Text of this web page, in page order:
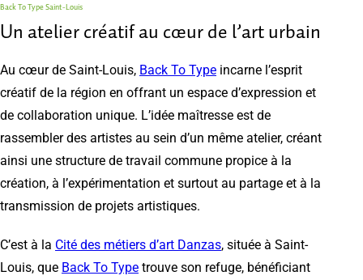
Back To Type Saint-Louis
Un atelier créatif au cœur de l’art urbain
Au cœur de Saint-Louis, Back To Type incarne l’esprit
créatif de la région en offrant un espace d’expression et
de collaboration unique. L’idée maîtresse est de
rassembler des artistes au sein d’un même atelier, créant
ainsi une structure de travail commune propice à la
création, à l’expérimentation et surtout au partage et à la
transmission de projets artistiques.
C’est à la Cité des métiers d’art Danzas, située à Saint-
Louis, que Back To Type trouve son refuge, bénéficiant